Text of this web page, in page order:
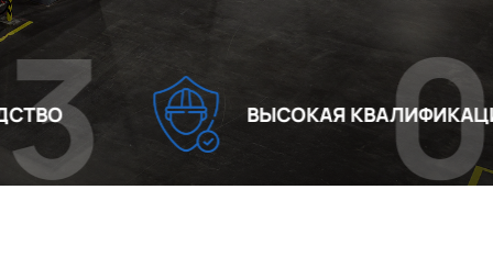
ВЫСОКАЯ КВАЛИФИКАЦИЯ
04